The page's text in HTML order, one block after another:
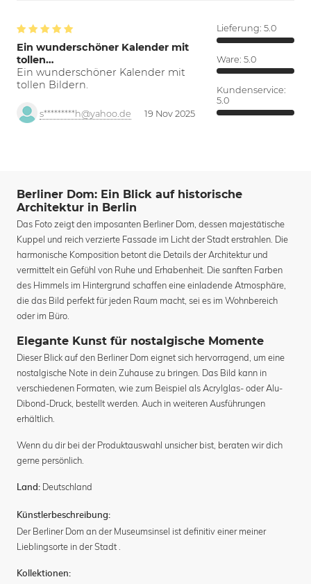
Ein wunderschöner Kalender mit
tollen…
Ein wunderschöner Kalender mit
tollen Bildern.
s*********h@yahoo.de 19 Nov 2025
Lieferung: 5.0
Ware: 5.0
Kundenservice:
5.0
Berliner Dom: Ein Blick auf historische
Architektur in Berlin
Das Foto zeigt den imposanten Berliner Dom, dessen majestätische
Kuppel und reich verzierte Fassade im Licht der Stadt erstrahlen. Die
harmonische Komposition betont die Details der Architektur und
vermittelt ein Gefühl von Ruhe und Erhabenheit. Die sanften Farben
des Himmels im Hintergrund schaffen eine einladende Atmosphäre,
die das Bild perfekt für jeden Raum macht, sei es im Wohnbereich
oder im Büro.
Elegante Kunst für nostalgische Momente
Dieser Blick auf den Berliner Dom eignet sich hervorragend, um eine
nostalgische Note in dein Zuhause zu bringen. Das Bild kann in
verschiedenen Formaten, wie zum Beispiel als Acrylglas- oder Alu-
Dibond-Druck, bestellt werden. Auch in weiteren Ausführungen
erhältlich.
Wenn du dir bei der Produktauswahl unsicher bist, beraten wir dich
gerne persönlich.
Land: Deutschland
Künstlerbeschreibung:
Der Berliner Dom an der Museumsinsel ist definitiv einer meiner
Lieblingsorte in der Stadt .
Kollektionen: